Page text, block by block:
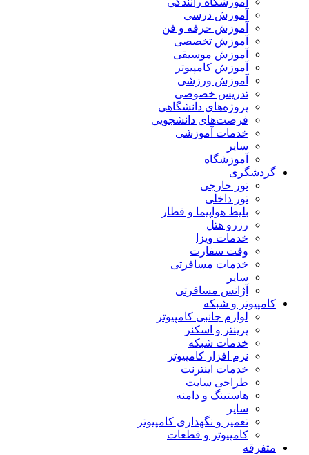
آموزش درسی
آموزش حرفه و فن
آموزش تخصصی
آموزش موسیقی
آموزش کامپیوتر
آموزش ورزشی
تدریس خصوصی
پروژه‌های دانشگاهی
فرصت‌های دانشجویی
خدمات آموزشی
سایر
آموزشگاه
گردشگری
تور خارجی
تور داخلی
بلیط هواپیما و قطار
رزرو هتل
خدمات ویزا
وقت سفارت
خدمات مسافرتی
سایر
آژانس مسافرتی
کامپیوتر و شبکه
لوازم جانبی کامپیوتر
پرینتر و اسکنر
خدمات شبکه
نرم افزار کامپیوتر
خدمات اینترنت
طراحی سایت
هاستینگ و دامنه
سایر
تعمیر و نگهداری کامپیوتر
کامپیوتر و قطعات
متفرقه